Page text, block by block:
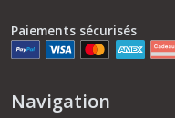
Paiements sécurisés
Navigation